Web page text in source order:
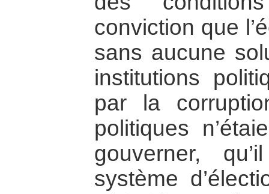
conviction que
sans aucune
institutions
par la
politiques
gouverner,
système